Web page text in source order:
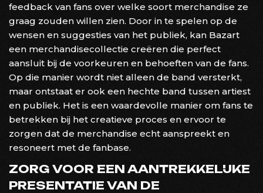
feedback van fans over welke soort merchandise ze
graag zouden willen zien. Door in te spelen op de
wensen en suggesties van het publiek, kan Bazart
een merchandisecollectie creëren die perfect
aansluit bij de voorkeuren en behoeften van de fans.
Op die manier wordt niet alleen de band versterkt,
maar ontstaat er ook een hechte band tussen artiest
en publiek. Het is een waardevolle manier om fans te
betrekken bij het creatieve proces en ervoor te
zorgen dat de merchandise echt aanspreekt en
resoneert met de fanbase.
ZORG VOOR EEN AANTREKKELIJKE
PRESENTATIE VAN DE